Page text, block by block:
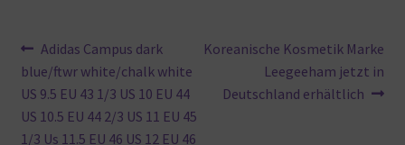
Beitragsnavigation
Vorheriger
Beitrag:
Adidas Campus dark
blue/ftwr white/chalk white
US 9.5 EU 43 1/3 US 10 EU 44
US 10.5 EU 44 2/3 US 11 EU 45
1/3 Us 11.5 EU 46 US 12 EU 46
Nächster
Koreanische Kosmetik Marke
Leegeeham jetzt in
Deutschland erhältlich